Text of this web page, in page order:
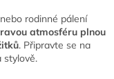
rodinné pálení
atmosféru plnou
. Připravte se na
stylově.